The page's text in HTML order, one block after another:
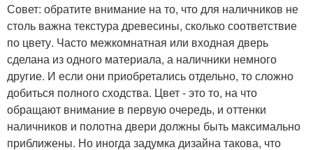
Совет: обратите внимание на то, что для наличников не
столь важна текстура древесины, сколько соответствие
по цвету. Часто межкомнатная или входная дверь
сделана из одного материала, а наличники немного
другие. И если они приобретались отдельно, то сложно
добиться полного сходства. Цвет - это то, на что
обращают внимание в первую очередь, и оттенки
наличников и полотна двери должны быть максимально
приближены. Но иногда задумка дизайна такова, что